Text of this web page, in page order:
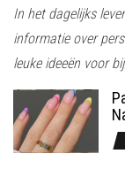
In het dagelijks
informatie over
leuke ideeën voor